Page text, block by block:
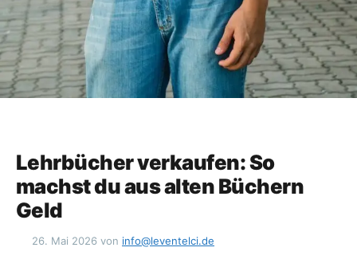
Lehrbücher verkaufen: So
machst du aus alten Büchern
Geld
26. Mai 2026 von info@leventelci.de